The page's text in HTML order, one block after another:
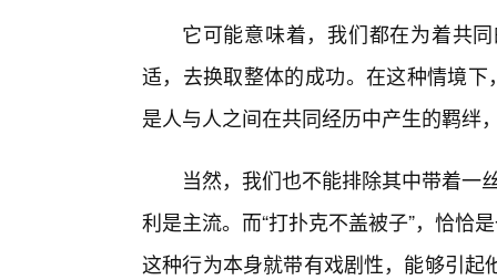
它可能意味着，我们都在为着共
适，去换取整体的成功。在这种情境
是人与人之间在共同经历中产生的羁绊
当然，我们也不能排除其中带着一
利是主流。而“打扑克不盖被子”，恰恰
这种行为本身就带有戏剧性，能够引